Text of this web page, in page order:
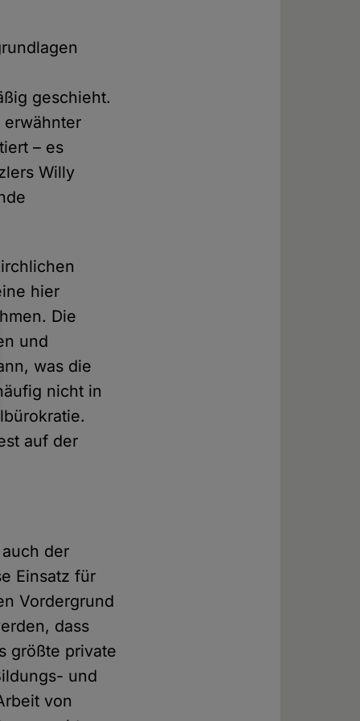
geschieht.
erwähnter
– es
Willy
hier
Die
und
was die
nicht in
auf der
der
Einsatz für
Vordergrund
dass
größte private
und
von